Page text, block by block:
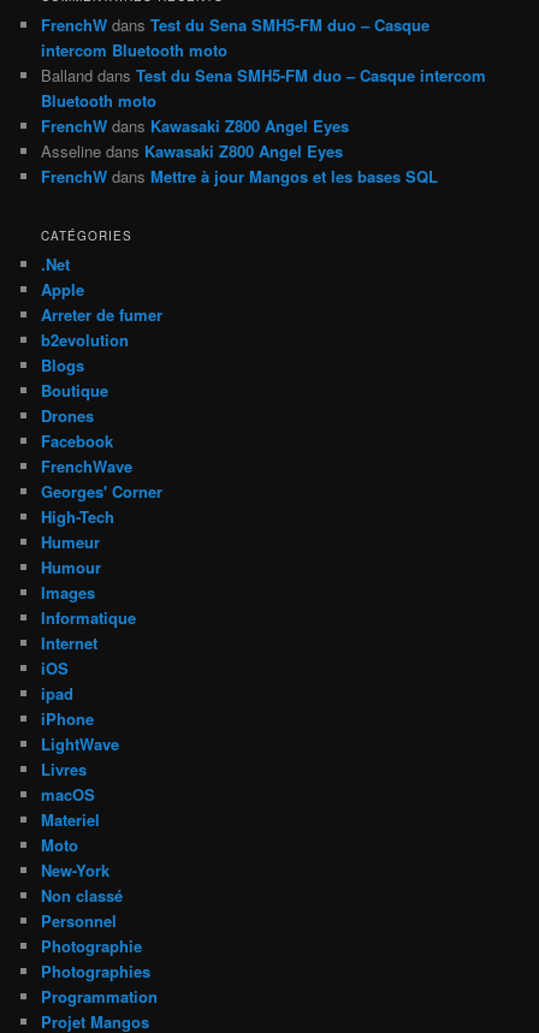
e
FrenchW dansTest du Sena SMH5-FM duo – Casque
intercom Bluetooth moto
Balland dansTest du Sena SMH5-FM duo – Casque intercom
Bluetooth moto
FrenchW dans Kawasaki Z800 Angel Eyes
Asseline dans Kawasaki Z800 Angel Eyes
FrenchW dansMettre à jour Mangos et les bases SQL
CATÉGORIES
.Net
Apple
Arreter de fumer
b2evolution
Blogs
Boutique
Drones
Facebook
FrenchWave
Georges' Corner
High-Tech
Humeur
Humour
Images
Informatique
Internet
iOS
ipad
iPhone
LightWave
Livres
macOS
Materiel
Moto
New-York
Non classé
Personnel
Photographie
Photographies
Programmation
Projet Mangos